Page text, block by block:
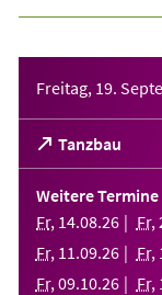
Freitag, 19.
Tanzbau
(Öffnet
in
einem
neuen
Tab)
Weitere Termine
Fr, 14.08.26 Fr,
Fr, 11 .09.26 Fr,
Fr, 09.10.26 Fr,